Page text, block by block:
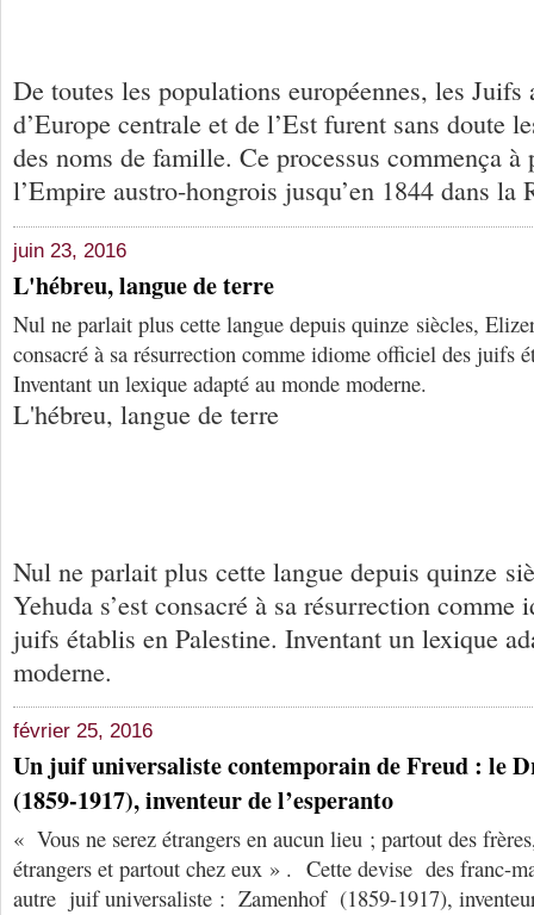
De toutes les populations européennes, les Juifs
d’Europe centrale et de l’Est furent sans doute
des noms de famille. Ce processus commença à
l’Empire austro-hongrois jusqu’en 1844 dans la
juin 23, 2016
L'hébreu, langue de terre
Nul ne parlait plus cette langue depuis quinze siècles,
consacré à sa résurrection comme idiome officiel des juifs
Inventant un lexique adapté au monde moderne.
L'hébreu, langue de terre
Nul ne parlait plus cette langue depuis quinze
Yehuda s’est consacré à sa résurrection
juifs établis en Palestine. Inventant un lexique
moderne.
février 25, 2016
Un juif universaliste contemporain de Freud : le
(1859-1917), inventeur de l’esperanto
« Vous ne serez étrangers en aucun lieu ; partout des
étrangers et partout chez eux » . Cette devise des franc-
autre juif universaliste : Zamenhof (1859-1917),